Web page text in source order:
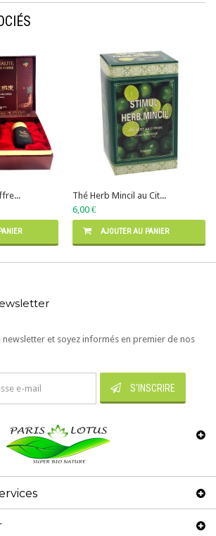
Thé Herb Mincil au Cit...
6,00 €
AJOUTER AU PANIER
et soyez informés en premier de nos
S'INSCRIRE